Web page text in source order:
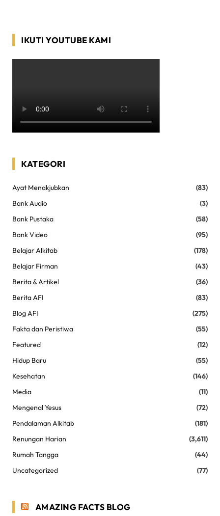
IKUTI YOUTUBE KAMI
KATEGORI
Ayat Menakjubkan
(83)
Bank Audio
(3)
Bank Pustaka
(58)
Bank Video
(95)
Belajar Alkitab
(178)
Belajar Firman
(43)
Berita & Artikel
(36)
Berita AFI
(83)
Blog AFI
(275)
Fakta dan Peristiwa
(55)
Featured
(12)
Hidup Baru
(55)
Kesehatan
(146)
Media
(11)
Mengenal Yesus
(72)
Pendalaman Alkitab
(181)
Renungan Harian
(3,611)
Rumah Tangga
(44)
Uncategorized
(77)
AMAZING FACTS BLOG